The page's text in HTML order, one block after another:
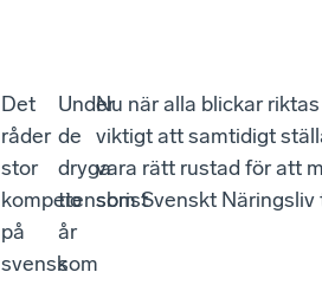
Det
råder
stor
kompetensbrist
på
svensk
Under
de
dryga
tio
år
som
Nu när alla blickar
viktigt att samtidigt
vara rätt rustad för att
som Svenskt